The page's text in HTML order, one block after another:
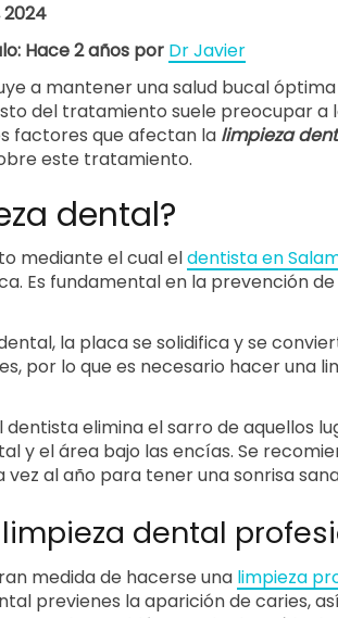
2024
Hace 2 años por Dr Javier
a mantener una salud bucal
del tratamiento suele preocupar a
factores que afectan la limpieza
este tratamiento.
dental?
mediante el cual eldentista en
Es fundamental en la prevención
la placa se solidifica y se
por lo que es necesario hacer una
elimina el sarro de aquellos
y el área bajo las encías. Se
al año para tener una sonrisa
dental
medida de hacerse una limpieza
previenes la aparición de caries,